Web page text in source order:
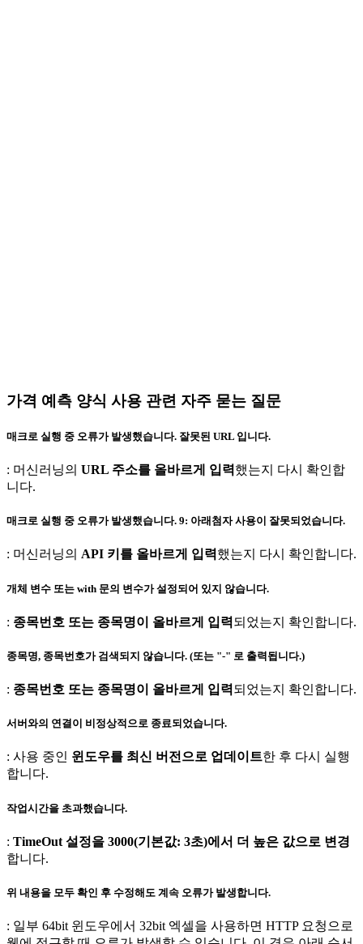
가격 예측 양식 사용 관련 자주 묻는 질문
매크로 실행 중 오류가 발생했습니다. 잘못된 URL 입니다.
: 머신러닝의 URL 주소를 올바르게 입력했는지 다시 확인합
니다.
매크로 실행 중 오류가 발생했습니다. 9: 아래첨자 사용이 잘못되었습니다.
: 머신러닝의 API 키를 올바르게 입력했는지 다시 확인합니다.
개체 변수 또는 with 문의 변수가 설정되어 있지 않습니다.
: 종목번호 또는 종목명이 올바르게 입력되었는지 확인합니다.
종목명, 종목번호가 검색되지 않습니다. (또는 "-" 로 출력됩니다.)
: 종목번호 또는 종목명이 올바르게 입력되었는지 확인합니다.
서버와의 연결이 비정상적으로 종료되었습니다.
: 사용 중인 윈도우를 최신 버전으로 업데이트한 후 다시 실행
합니다.
작업시간을 초과했습니다.
: TimeOut 설정을 3000(기본값: 3초)에서 더 높은 값으로 변경
합니다.
위 내용을 모두 확인 후 수정해도 계속 오류가 발생합니다.
: 일부 64bit 윈도우에서 32bit 엑셀을 사용하면 HTTP 요청으로